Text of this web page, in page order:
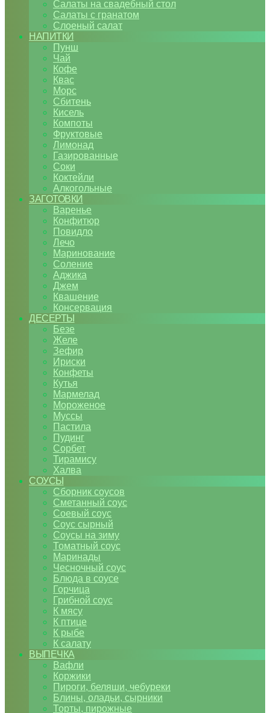
Салаты на свадебный стол
Салаты с гранатом
Слоеный салат
НАПИТКИ
Пунш
Чай
Кофе
Квас
Морс
Сбитень
Кисель
Компоты
Фруктовые
Лимонад
Газированные
Соки
Коктейли
Алкогольные
ЗАГОТОВКИ
Варенье
Конфитюр
Повидло
Лечо
Маринование
Соление
Аджика
Джем
Квашение
Консервация
ДЕСЕРТЫ
Безе
Желе
Зефир
Ириски
Конфеты
Кутья
Мармелад
Мороженое
Муссы
Пастила
Пудинг
Сорбет
Тирамису
Халва
СОУСЫ
Сборник соусов
Сметанный соус
Соевый соус
Соус сырный
Соусы на зиму
Томатный соус
Маринады
Чесночный соус
Блюда в соусе
Горчица
Грибной соус
К мясу
К птице
К рыбе
К салату
ВЫПЕЧКА
Вафли
Коржики
Пироги, беляши, чебуреки
Блины, оладьи, сырники
Торты, пирожные